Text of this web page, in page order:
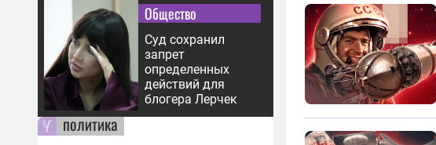
Общество
Суд сохранил
запрет
определенных
действий для
блогера Лерчек
политика